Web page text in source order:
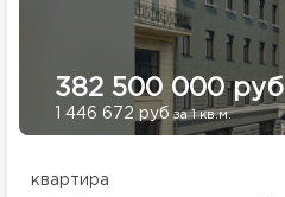
382 500 000 руб
1 446 672 руб за 1 кв.м.
квартира